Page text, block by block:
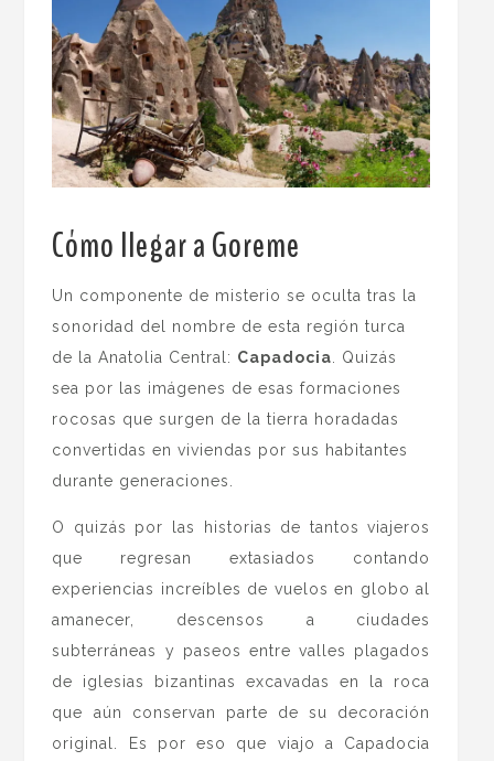
Cómo llegar a Goreme
Un componente de misterio se oculta tras la
sonoridad del nombre de esta región turca
de la Anatolia Central: Capadocia. Quizás
sea por las imágenes de esas formaciones
rocosas que surgen de la tierra horadadas
convertidas en viviendas por sus habitantes
durante generaciones.
O quizás por las historias de tantos viajeros
que regresan extasiados contando
experiencias increíbles de vuelos en globo al
amanecer, descensos a ciudades
subterráneas y paseos entre valles plagados
de iglesias bizantinas excavadas en la roca
que aún conservan parte de su decoración
original. Es por eso que viajo a Capadocia